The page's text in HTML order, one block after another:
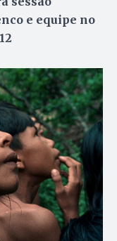
e equipe no